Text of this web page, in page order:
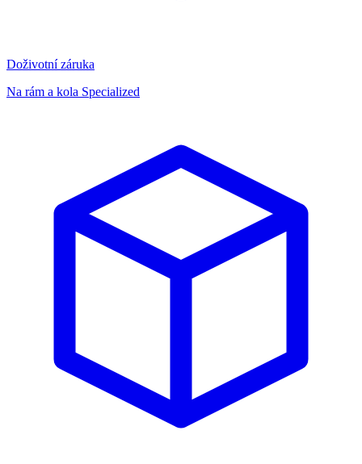
Doživotní záruka
Na rám a kola Specialized